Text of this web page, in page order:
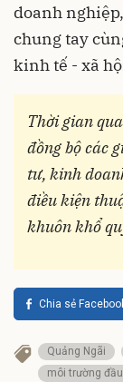
doanh
chung tay
kinh tế - xã
Thời gian
đồng bộ các
tư, kinh
điều kiện
khuôn khổ
Chia sẻ
Quảng Ngãi
môi trường